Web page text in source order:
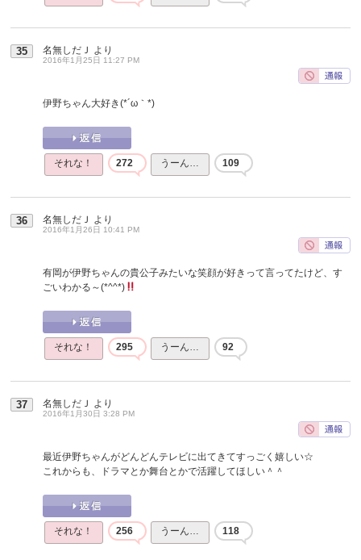
35 名無しだＪ より
2016年1月25日 11:27 PM
伊野ちゃん大好き(*´ω｀*)
それな！ 272 うーん… 109
36 名無しだＪ より
2016年1月26日 10:41 PM
有岡が伊野ちゃんの貴公子みたいな笑顔が好きって言ってたけど、す
ごいわかる～(*^^*)
それな！ 295 うーん… 92
37 名無しだＪ より
2016年1月30日 3:28 PM
最近伊野ちゃんがどんどんテレビに出てきてすっごく嬉しい☆
これからも、ドラマとか舞台とかで活躍してほしい＾＾
それな！ 256 うーん… 118